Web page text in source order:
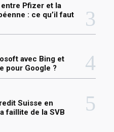
entre Pfizer et la
: ce qu’il faut
avec Bing et
pour Google ?
Suisse en
faillite de la SVB